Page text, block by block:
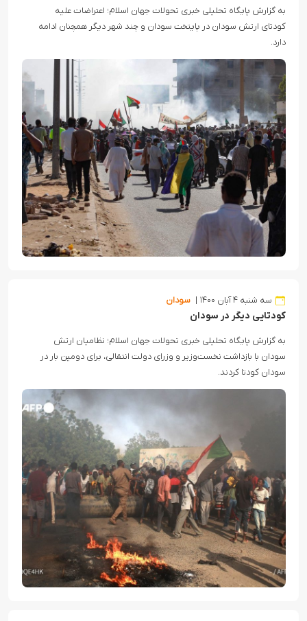
به گزارش پایگاه تحلیلی خبری تحولات جهان اسلام؛ اعتراضات علیه
کودتای ارتش سودان در پایتخت سودان و چند شهر دیگر همچنان ادامه
دارد.
سه شنبه ۴ آبان ۱۴۰۰ سودان
کودتایی دیگر در سودان
به گزارش پایگاه تحلیلی خبری تحولات جهان اسلام؛ نظامیان ارتش
سودان با بازداشت نخست‌وزیر و وزرای دولت انتقالی، برای دومین بار در
سودان کودتا کردند.